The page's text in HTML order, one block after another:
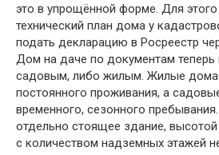
это в упрощённой форме. Для
технический план дома у
подать декларацию в Росреестр
Дом на даче по документам
садовым, либо жилым. Жилые дома
постоянного проживания, а
временного, сезонного
отдельно стоящее здание,
с количеством надземных этажей